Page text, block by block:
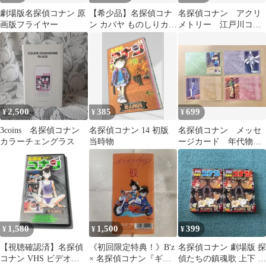
劇場版名探偵コナン 原
画版フライヤー
【希少品】名探偵コナ
ン カバヤ ものしりカー
ド 少年探偵団 セット
当時物
名探偵コナン アクリ
メトリー 江戸川コナ
¥2,500
3coins 名探偵コナン
カラーチェングラス
¥385
名探偵コナン 14 初版
当時物
¥699
名探偵コナン メッセ
ージカード 年代物
当時物 超貴重 レ
ア 入手困難
¥ 1,580
【視聴確認済】名探偵
コナン VHS ビデオ
¥ 1,500
《初回限定特典！》B'z
× 名探偵コナン『ギリ
¥399
名探偵コナン 劇場版 探
偵たちの鎮魂歌 上下 セ